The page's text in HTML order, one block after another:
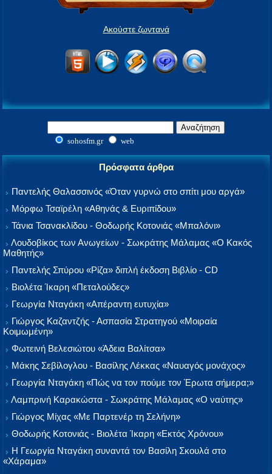
Ακούστε ζωντανά
sohosfm.gr web
Πρόσφατα άρθρα
Παντελής Θαλασσινός «Όταν γυρνώ στο σπίτι μου αργά»
Μόρφω Τσαϊρέλη «Αθηνάς & Ευριπίδου»
Τάνια Τσανακλίδου - Θοδωρής Κοτονιάς «Μπαλόνι»
Λουδοβίκος των Ανωγείων - Σωκράτης Μάλαμας «Ο Κακός
Μαθητής»
Παντελής Σπύρου «Ρίζα» διπλή έκδοση Βιβλίο - CD
Βιολέτα Ίκαρη «Πεταλούδες»
Γεωργία Νταγάκη «Aπέραντη ευτυχία»
Γιώργος Καζαντζής - Ασπασία Στρατηγού «Μοιραία
Κοιμωμένη»
Φωτεινή Βελεσιώτου «Άδεια Βαλίτσα»
Μάκης Σεβίλογλου - Βασίλης Λέκκας «Ναυαγός μονάχος»
Γεωργία Νταγάκη «Πώς να τον πούμε τον Έρωτα σήμερα;»
Λαμπρινή Καρακώστα - Σωκράτης Μάλαμας «Ο ναύτης»
Γιώργος Μίχας «Με Παρτενέρ τη Σελήνη»
Θοδωρής Κοτονιάς - Βιολέτα Ίκαρη «Εκτός Χρόνου»
Η Γεωργία Νταγάκη συναντά τον Βασίλη Σκουλά στο
«Χάραμα»